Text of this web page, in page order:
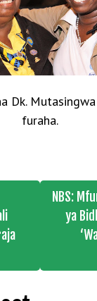
Dk.
furaha.
NBS:
ya